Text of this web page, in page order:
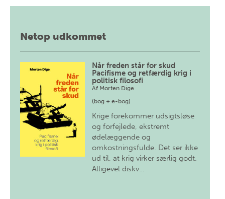
Netop udkommet
Når freden står for skud
Pacifisme og retfærdig krig i
politisk filosofi
Af Morten Dige
(bog + e-bog)
Krige forekommer udsigtsløse
og forfejlede, ekstremt
ødelæggende og
omkostningsfulde. Det ser ikke
ud til, at krig virker særlig godt.
Alligevel diskv…